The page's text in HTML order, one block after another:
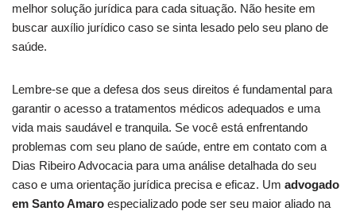
melhor solução jurídica para cada situação. Não hesite em
buscar auxílio jurídico caso se sinta lesado pelo seu plano de
saúde.
Lembre-se que a defesa dos seus direitos é fundamental para
garantir o acesso a tratamentos médicos adequados e uma
vida mais saudável e tranquila. Se você está enfrentando
problemas com seu plano de saúde, entre em contato com a
Dias Ribeiro Advocacia para uma análise detalhada do seu
caso e uma orientação jurídica precisa e eficaz. Um advogado
em Santo Amaro especializado pode ser seu maior aliado na